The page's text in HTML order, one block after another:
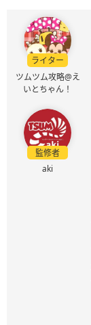
ライター
ツムツム攻略@え
いとちゃん！
監修者
aki